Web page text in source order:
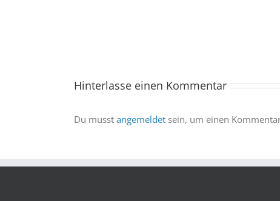
dabei
Hinterlasse einen Kommentar
Du musst angemeldet sein, um einen